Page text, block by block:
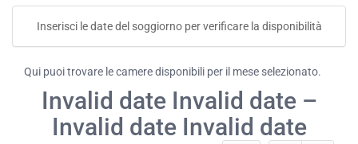
Inserisci le date del soggiorno per verificare la disponibilità
Qui puoi trovare le camere disponibili per il mese selezionato.
Invalid date Invalid date –
Invalid date Invalid date